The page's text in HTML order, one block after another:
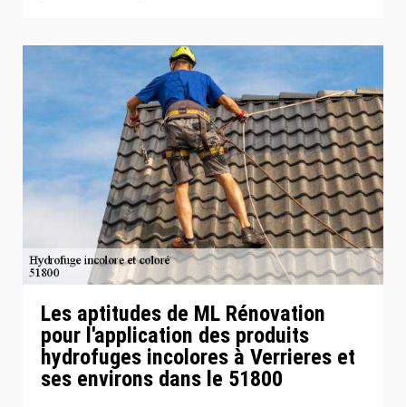
Les aptitudes de ML Rénovation
pour l'application des produits
hydrofuges incolores à Verrieres et
ses environs dans le 51800